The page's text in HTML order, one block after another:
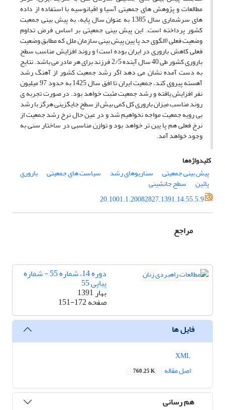
مطالعات و پژوهش های جمعیتی آسیا و اقیانوسیه با استفاده از داده
های سرشماری سال 1385 به عنوان سال پایه، به پیش بینی جمعیت
کشور پرداخته است. این پیش بینی جمعیتی بر اساس فرض تداوم
وضعیت فعلی (الگوی حد پا یین پیش بینی سازمان ملل که مطابق وضعیت
فعلی کاهش باروری در ایران بوده است) و روند افزایش مناسب سطح
باروری کشور طی 40 سال آینده 2/5 فرزند برای هر مادر می باشد. نتایج
به دست آمده نشان می دهد اگر رشد جمعیت کشور از آهنگ رشد
آهسته پیروی کند، جمعیت ایران تا افق سال 1425 به حدود 97 میلیون
نفر افزایش یافته و رشد جمعیت مثبت خواهد بود. در صورت تجربه ی
روند مناسب میزان باروری کل کمی بیش از سطح جایگزینی هرگز با رشد
بی رویه جمعیت مواجه نخواهیم شد و در عین حال نرخ رشد جمعیت از
نرخ فعلی هم پا یین تر خواهد بود و توازن مناسبی در ساختار سنی به
وجود خواهد آمد.
کلیدواژه‌ها
پیش بینی جمعیتی
سناریوهای رشد سیاست های جمعیتی باروری
پائین
سطح جانشینی
20.1001.1.20082827.1391.14.55.5.9
مراجع
دوره 14، شماره 55 - شماره
پیاپی 55
بهار 1391
صفحه151-172
فایل ها
اصل مقاله
760.25 K
هم رسانی